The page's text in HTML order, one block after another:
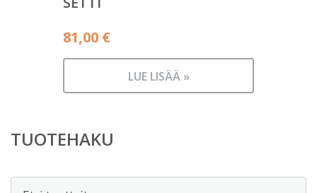
81,00 €
LUE LISÄÄ »
TUOTEHAKU